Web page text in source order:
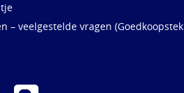
– veelgestelde vragen